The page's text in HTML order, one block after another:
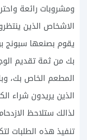
ومشروبات رائعة
الاشخاص الذين
يقوم بصنعها سبونج
بك من ثمة تقديم
المطعم الخاص بك،
الذين يريدون شراء
لذالك ستلاحظ
تنفيذ هذه الطلبات